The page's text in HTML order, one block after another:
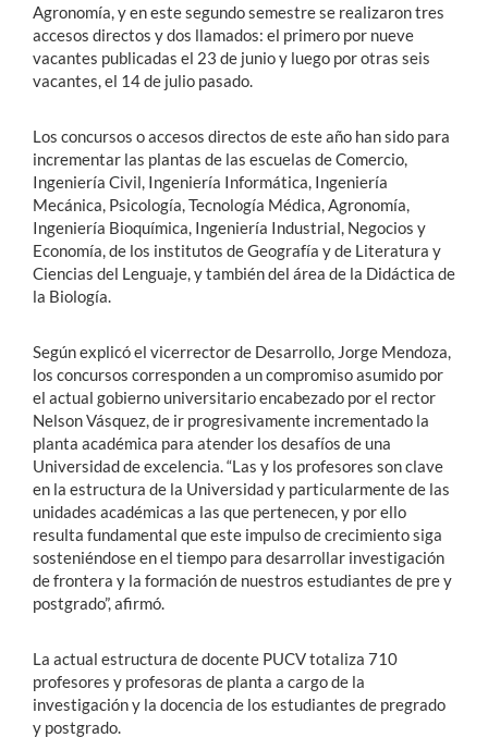
Agronomía, y en este segundo semestre se realizaron tres
accesos directos y dos llamados: el primero por nueve
vacantes publicadas el 23 de junio y luego por otras seis
vacantes, el 14 de julio pasado.
Los concursos o accesos directos de este año han sido para
incrementar las plantas de las escuelas de Comercio,
Ingeniería Civil, Ingeniería Informática, Ingeniería
Mecánica, Psicología, Tecnología Médica, Agronomía,
Ingeniería Bioquímica, Ingeniería Industrial, Negocios y
Economía, de los institutos de Geografía y de Literatura y
Ciencias del Lenguaje, y también del área de la Didáctica de
la Biología.
Según explicó el vicerrector de Desarrollo, Jorge Mendoza,
los concursos corresponden a un compromiso asumido por
el actual gobierno universitario encabezado por el rector
Nelson Vásquez, de ir progresivamente incrementado la
planta académica para atender los desafíos de una
Universidad de excelencia. “Las y los profesores son clave
en la estructura de la Universidad y particularmente de las
unidades académicas a las que pertenecen, y por ello
resulta fundamental que este impulso de crecimiento siga
sosteniéndose en el tiempo para desarrollar investigación
de frontera y la formación de nuestros estudiantes de pre y
postgrado”, afirmó.
La actual estructura de docente PUCV totaliza 710
profesores y profesoras de planta a cargo de la
investigación y la docencia de los estudiantes de pregrado
y postgrado.